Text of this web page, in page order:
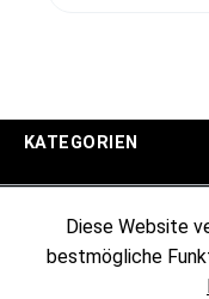
KATEGORIEN
Diese Website
bestmögliche